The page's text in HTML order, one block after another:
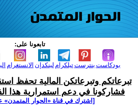
تابعونا على:
الانستغرام لينكدإن تيلكرامبنترست بودكاست
تبرعاتكم وتبرعاتكن المالية تحفظ
فشاركونا في دعم استمرارية هذا
[اشترك في قناة ‫«الحوار المتمدن»